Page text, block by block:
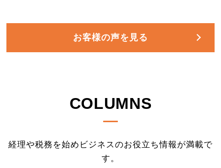
お客様の声を見る
COLUMNS
経理や税務を始めビジネスのお役立ち情報が満載で
す。